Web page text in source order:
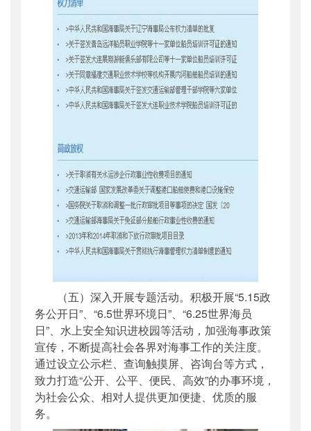
（五）深入开展专题活动。积极开展“5.15政
务公开日”、“6.5世界环境日”、“6.25世界海员
日”、水上安全知识进校园等活动，加强海事政策
宣传，不断提高社会各界对海事工作的关注度。
通过设立公示栏、查询触摸屏、咨询台等方式，
致力打造“公开、公平、便民、高效”的办事环境，
为社会公众、相对人提供更加便捷、优质的服
务。